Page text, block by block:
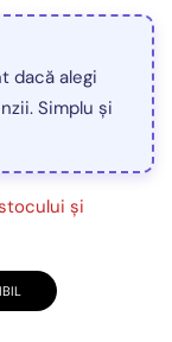
dacă alegi
Simplu și
și